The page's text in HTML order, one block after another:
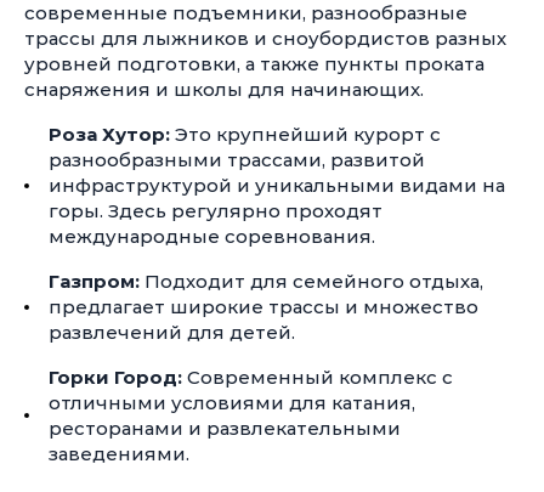
современные подъемники, разнообразные
трассы для лыжников и сноубордистов разных
уровней подготовки, а также пункты проката
снаряжения и школы для начинающих.
Роза Хутор: Это крупнейший курорт с
разнообразными трассами, развитой
инфраструктурой и уникальными видами на
горы. Здесь регулярно проходят
международные соревнования.
Газпром: Подходит для семейного отдыха,
предлагает широкие трассы и множество
развлечений для детей.
Горки Город: Современный комплекс с
отличными условиями для катания,
ресторанами и развлекательными
заведениями.